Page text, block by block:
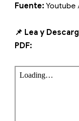
Fuente: Youtube
📌 Lea y
PDF: